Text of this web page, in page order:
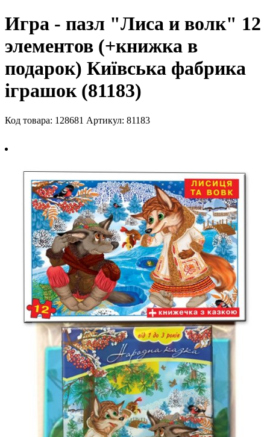
Игра - пазл "Лиса и волк" 12
элементов (+книжка в
подарок) Київська фабрика
іграшок (81183)
Код товара: 128681 Артикул: 81183